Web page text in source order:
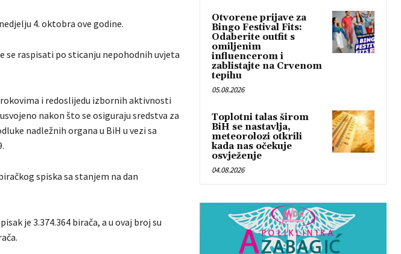
4. oktobra ove godine.
se raspisati po sticanju nepohodnih uvjeta
i redoslijedu izbornih aktivnosti
nakon što se osiguraju sredstva za
nadležnih organa u BiH u vezi sa
spiska sa stanjem na dan
je 3.374.364 birača, a u ovaj broj su
Otvorene prijave za
Bingo Festival Fits:
Odaberite outfit s
omiljenim
influencerom i
zablistajte na Crvenom
tepihu
05.08.2026
Toplotni talas širom
BiH se nastavlja,
meteorolozi otkrili
kada nas očekuje
osvježenje
04.08.2026